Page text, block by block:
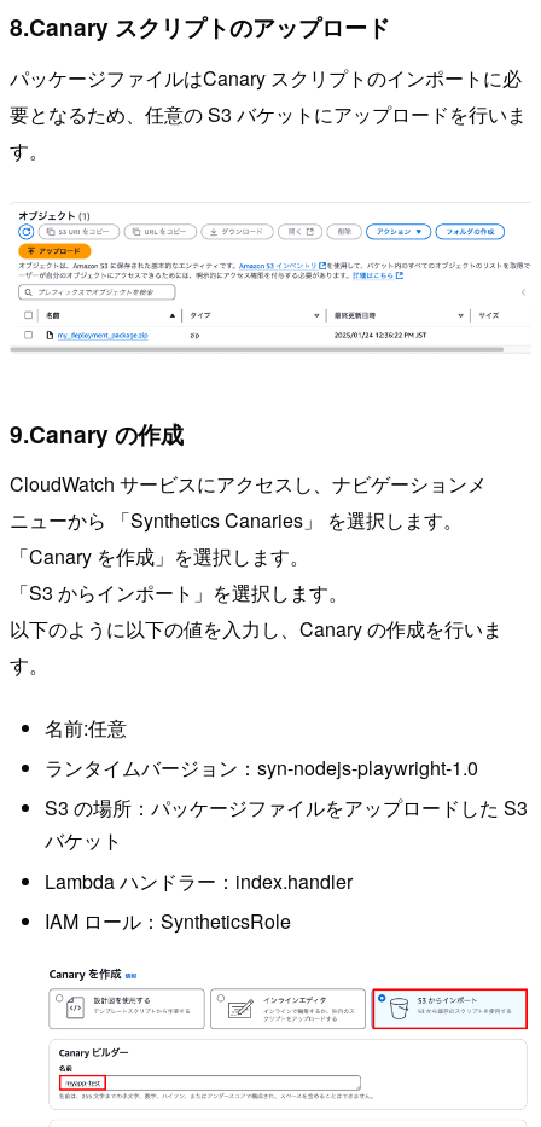
8.Canary スクリプトのアップロード
パッケージファイルはCanary スクリプトのインポートに必
要となるため、任意の S3 バケットにアップロードを行いま
す。
9.Canary の作成
CloudWatch サービスにアクセスし、ナビゲーションメ
ニューから 「Synthetics Canaries」 を選択します。
「Canary を作成」を選択します。
「S3 からインポート」を選択します。
以下のように以下の値を入力し、Canary の作成を行いま
す。
名前:任意
ランタイムバージョン：syn-nodejs-playwright-1.0
S3 の場所：パッケージファイルをアップロードした S3
バケット
Lambda ハンドラー：index.handler
IAM ロール：SyntheticsRole